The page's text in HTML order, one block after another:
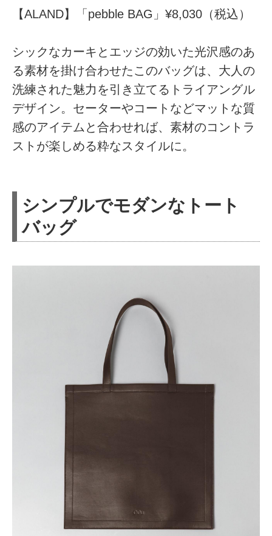
【ALAND】「pebble BAG」¥8,030（税込）
シックなカーキとエッジの効いた光沢感のあ
る素材を掛け合わせたこのバッグは、大人の
洗練された魅力を引き立てるトライアングル
デザイン。セーターやコートなどマットな質
感のアイテムと合わせれば、素材のコントラ
ストが楽しめる粋なスタイルに。
シンプルでモダンなトート
バッグ